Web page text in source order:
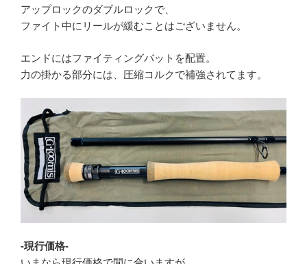
アップロックのダブルロックで、
ファイト中にリールが緩むことはございません。
エンドにはファイティングバットを配置。
力の掛かる部分には、圧縮コルクで補強されてます。
‐現行価格-